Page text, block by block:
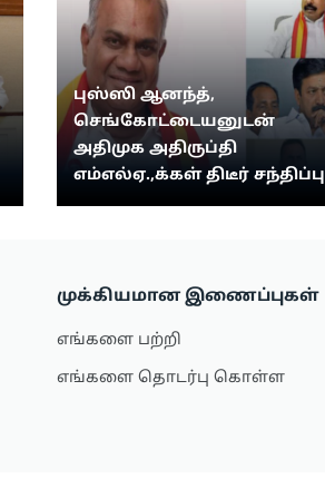
புஸ்ஸி ஆனந்த்,
செங்கோட்டையனுடன்
அதிமுக அதிருப்தி
எம்எல்ஏ.,க்கள் திடீர் சந்திப்பு
முக்கியமான இணைப்புகள்
எங்களை பற்றி
எங்களை தொடர்பு கொள்ள